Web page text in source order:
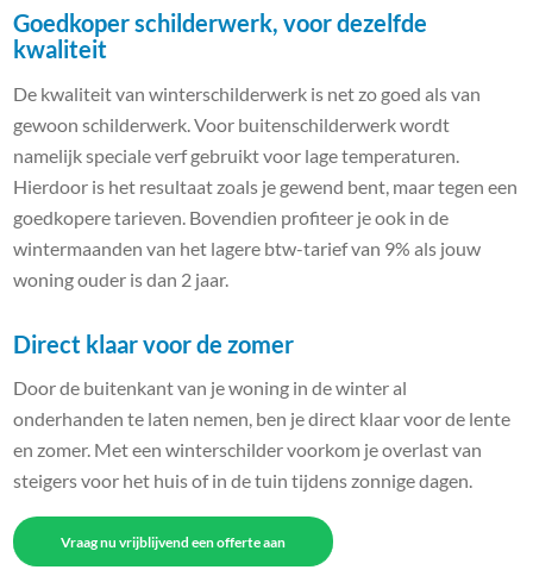
Goedkoper schilderwerk, voor dezelfde
kwaliteit
De kwaliteit van winterschilderwerk is net zo goed als van
gewoon schilderwerk. Voor buitenschilderwerk wordt
namelijk speciale verf gebruikt voor lage temperaturen.
Hierdoor is het resultaat zoals je gewend bent, maar tegen een
goedkopere tarieven. Bovendien profiteer je ook in de
wintermaanden van het lagere btw-tarief van 9% als jouw
woning ouder is dan 2 jaar.
Direct klaar voor de zomer
Door de buitenkant van je woning in de winter al
onderhanden te laten nemen, ben je direct klaar voor de lente
en zomer. Met een winterschilder voorkom je overlast van
steigers voor het huis of in de tuin tijdens zonnige dagen.
Vraag nu vrijblijvend een offerte aan